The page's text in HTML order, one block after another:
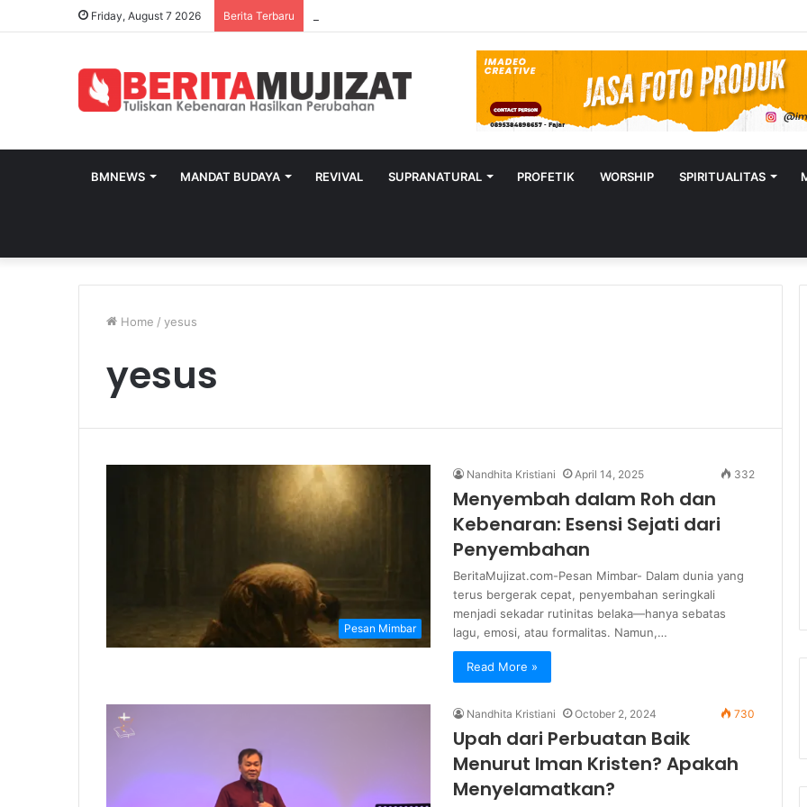
Friday, August 7 2026 Berita Terbaru
BMNEWS MANDAT BUDAYA REVIVAL SUPRANATURAL PROFETIK WORSHIP SPIRITUALITAS
Home / yesus
yesus
Pesan Mimbar
Nandhita Kristiani April 14, 2025 332
Menyembah dalam Roh dan
Kebenaran: Esensi Sejati dari
Penyembahan
BeritaMujizat.com-Pesan Mimbar- Dalam dunia yang
terus bergerak cepat, penyembahan seringkali
menjadi sekadar rutinitas belaka—hanya sebatas
lagu, emosi, atau formalitas. Namun,…
Read More »
Nandhita Kristiani October 2, 2024 730
Upah dari Perbuatan Baik
Menurut Iman Kristen? Apakah
Menyelamatkan?